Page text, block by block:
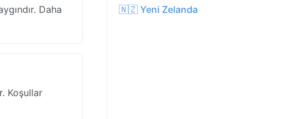
Daha
Koşullar
🇳🇿 Yeni Zelanda